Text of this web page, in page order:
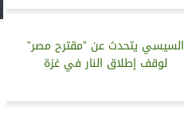
السيسي يتحدث عن ”مقترح مصر”
لوقف إطلاق النار في غزة